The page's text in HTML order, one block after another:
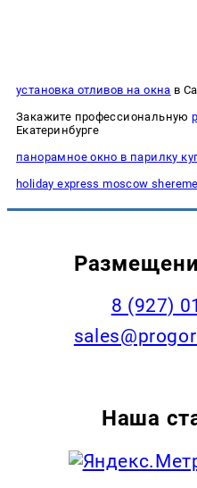
установка отливов на окна в
Закажите профессиональную
Екатеринбурге
панорамное окно в парилку
holiday express moscow
8 (927)
Наша